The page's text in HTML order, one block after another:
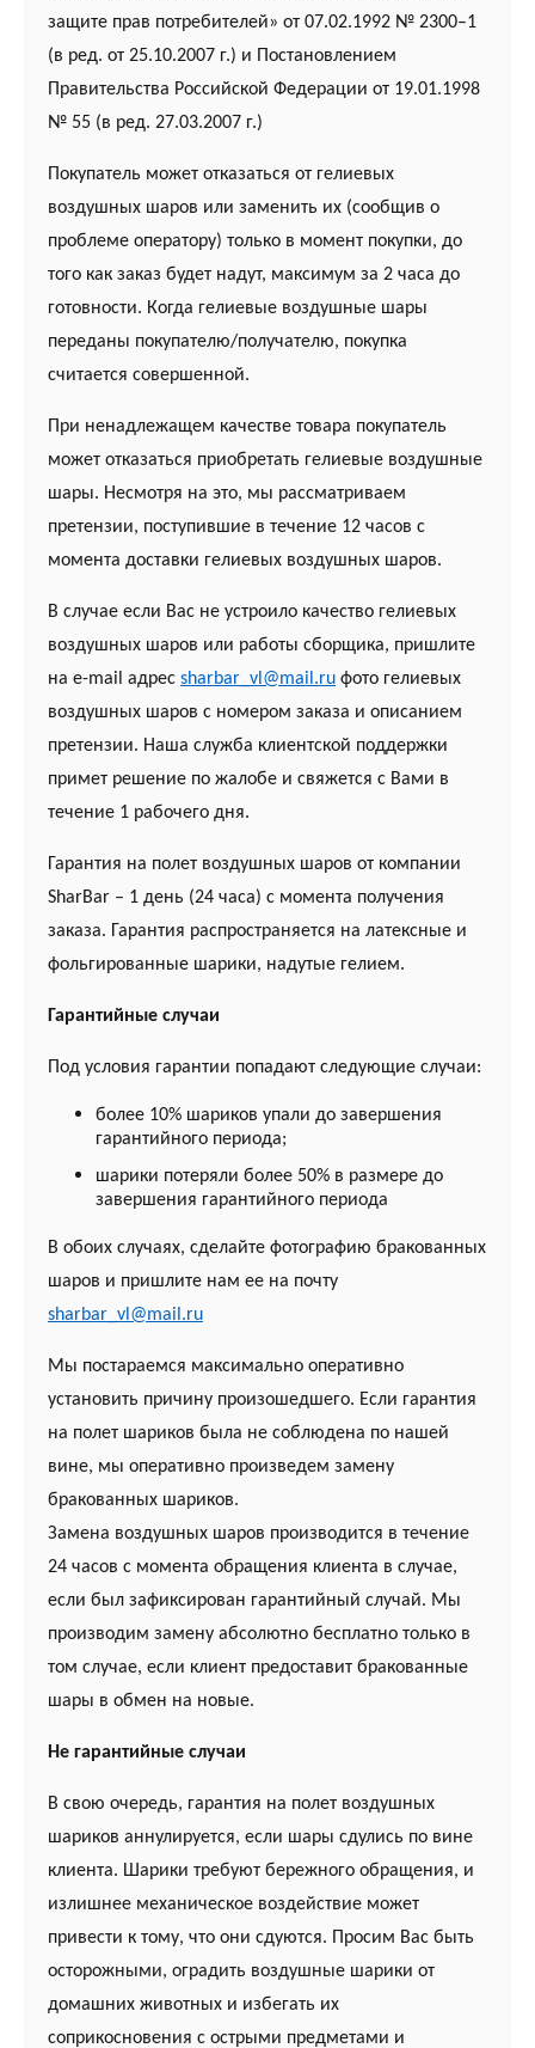
защите прав потребителей» от 07.02.1992 № 2300–1
(в ред. от 25.10.2007 г.) и Постановлением
Правительства Российской Федерации от 19.01.1998
№ 55 (в ред. 27.03.2007 г.)
Покупатель может отказаться от гелиевых
воздушных шаров или заменить их (сообщив о
проблеме оператору) только в момент покупки, до
того как заказ будет надут, максимум за 2 часа до
готовности. Когда гелиевые воздушные шары
переданы покупателю/получателю, покупка
считается совершенной.
При ненадлежащем качестве товара покупатель
может отказаться приобретать гелиевые воздушные
шары. Несмотря на это, мы рассматриваем
претензии, поступившие в течение 12 часов с
момента доставки гелиевых воздушных шаров.
В случае если Вас не устроило качество гелиевых
воздушных шаров или работы сборщика, пришлите
на e-mail адрес sharbar_vl@mail.ru фото гелиевых
воздушных шаров с номером заказа и описанием
претензии. Наша служба клиентской поддержки
примет решение по жалобе и свяжется с Вами в
течение 1 рабочего дня.
Гарантия на полет воздушных шаров от компании
SharBar – 1 день (24 часа) с момента получения
заказа. Гарантия распространяется на латексные и
фольгированные шарики, надутые гелием.
Гарантийные случаи
Под условия гарантии попадают следующие случаи:
более 10% шариков упали до завершения
гарантийного периода;
шарики потеряли более 50% в размере до
завершения гарантийного периода
В обоих случаях, сделайте фотографию бракованных
шаров и пришлите нам ее на почту
sharbar_vl@mail.ru
Мы постараемся максимально оперативно
установить причину произошедшего. Если гарантия
на полет шариков была не соблюдена по нашей
вине, мы оперативно произведем замену
бракованных шариков.
Замена воздушных шаров производится в течение
24 часов с момента обращения клиента в случае,
если был зафиксирован гарантийный случай. Мы
производим замену абсолютно бесплатно только в
том случае, если клиент предоставит бракованные
шары в обмен на новые.
Не гарантийные случаи
В свою очередь, гарантия на полет воздушных
шариков аннулируется, если шары сдулись по вине
клиента. Шарики требуют бережного обращения, и
излишнее механическое воздействие может
привести к тому, что они сдуются. Просим Вас быть
осторожными, оградить воздушные шарики от
домашних животных и избегать их
соприкосновения с острыми предметами и